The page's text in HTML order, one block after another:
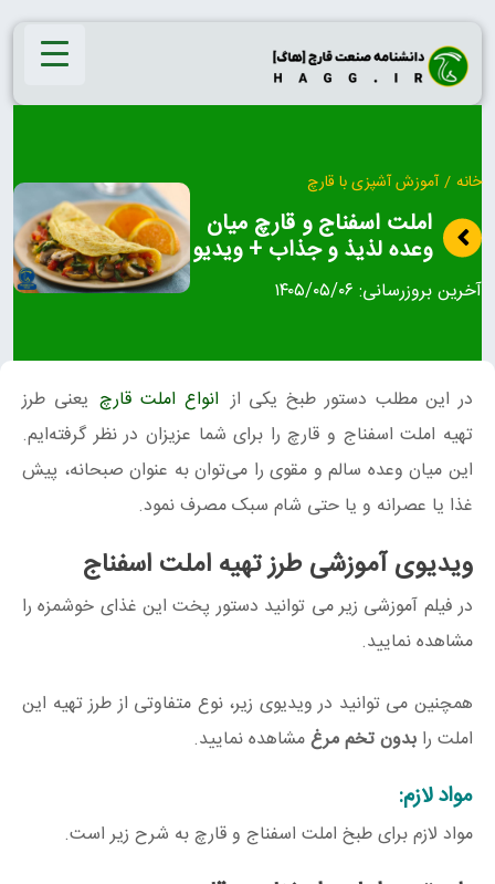
Skip
content
خانه / آموزش آشپزی با قارچ
املت اسفناج و قارچ میان
وعده لذیذ و جذاب + ویدیو
آخرین بروزرسانی: ۱۴۰۵/۰۵/۰۶
در این مطلب دستور طبخ یکی از انواع املت قارچ یعنی طرز
تهیه املت اسفناج و قارچ را برای شما عزیزان در نظر گرفته‌ایم.
این میان وعده سالم و مقوی را می‌توان به عنوان صبحانه، پیش
غذا یا عصرانه و یا حتی شام سبک مصرف نمود.
ویدیوی آموزشی طرز تهیه املت اسفناج
در فیلم آموزشی زیر می توانید دستور پخت این غذای خوشمزه را
مشاهده نمایید.
همچنین می توانید در ویدیوی زیر، نوع متفاوتی از طرز تهیه این
املت را بدون تخم مرغمشاهده نمایید.
مواد لازم:
مواد لازم برای طبخ املت اسفناج و قارچ به شرح زیر است.